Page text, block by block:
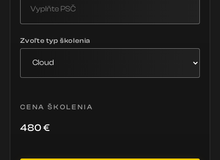
Zvoľte typ školenia
CENA ŠKOLENIA
480€